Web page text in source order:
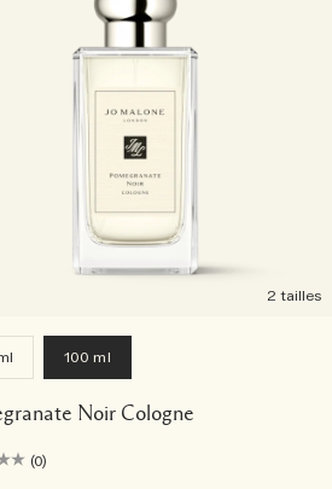
2 tailles
100 ml
Noir Cologne
(0)